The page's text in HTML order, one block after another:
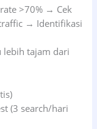
>70% → Cek
→ Identifikasi
lebih tajam dari
(3 search/hari